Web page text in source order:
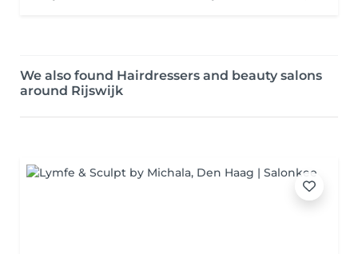
We also found Hairdressers and beauty salons
around Rijswijk